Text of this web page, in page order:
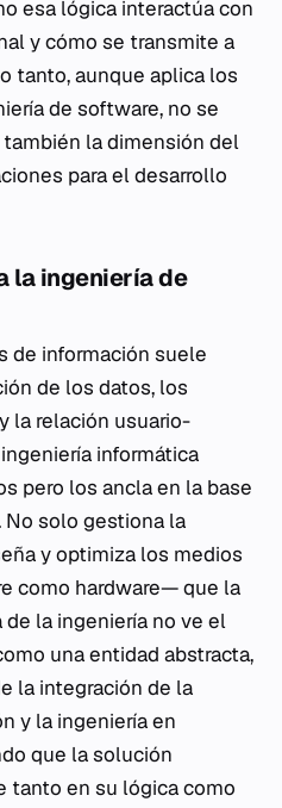
esa lógica interactúa con
y cómo se transmite a
tanto, aunque aplica los
de software, no se
la dimensión del
para el desarrollo
la ingeniería de
de información suele
de los datos, los
la relación usuario-
informática
pero los ancla en la base
solo gestiona la
y optimiza los medios
como hardware— que la
de la ingeniería no ve el
una entidad abstracta,
la integración de la
y la ingeniería en
que la solución
tanto en su lógica como